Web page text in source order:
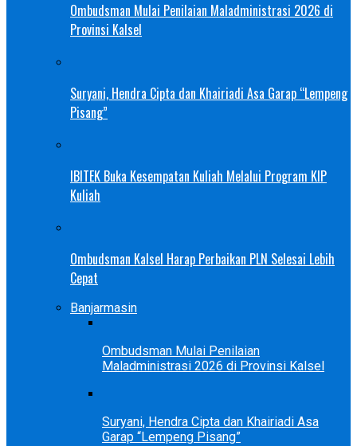
Ombudsman Mulai Penilaian Maladministrasi 2026 di
Provinsi Kalsel
Suryani, Hendra Cipta dan Khairiadi Asa Garap “Lempeng
Pisang”
IBITEK Buka Kesempatan Kuliah Melalui Program KIP
Kuliah
Ombudsman Kalsel Harap Perbaikan PLN Selesai Lebih
Cepat
Banjarmasin
Ombudsman Mulai Penilaian
Maladministrasi 2026 di Provinsi Kalsel
Suryani, Hendra Cipta dan Khairiadi Asa
Garap “Lempeng Pisang”